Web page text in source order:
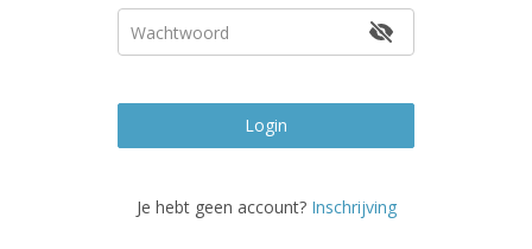
Login
Je hebt geen account? Inschrijving